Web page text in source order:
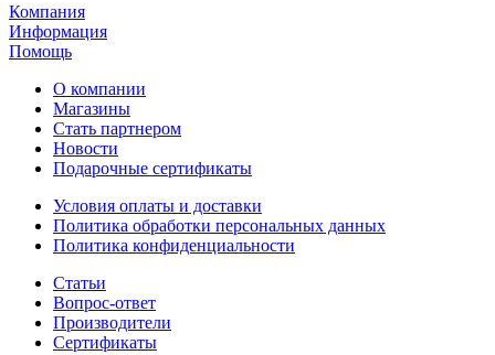
Компания
Информация
Помощь
О компании
Магазины
Стать партнером
Новости
Подарочные сертификаты
Условия оплаты и доставки
Политика обработки персональных данных
Политика конфиденциальности
Статьи
Вопрос-ответ
Производители
Сертификаты